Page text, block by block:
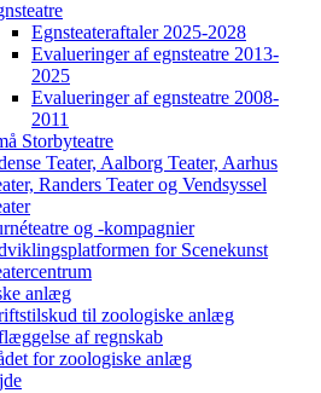
Egnsteateraftaler 2025-2028
Evalueringer af egnsteatre 2013-
2025
Evalueringer af egnsteatre 2008-
2011
Storbyteatre
Teater, Aalborg Teater, Aarhus
Randers Teater og Vendsyssel
og -kompagnier
for Scenekunst
anlæg
til zoologiske anlæg
af regnskab
for zoologiske anlæg